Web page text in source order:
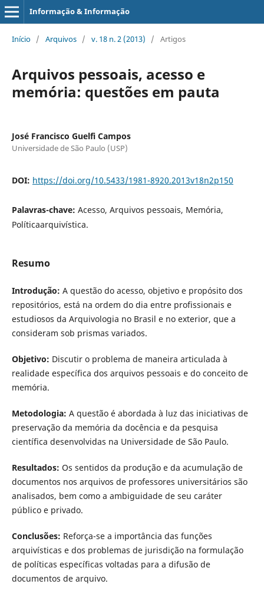
Informação & Informação
Início / Arquivos / v. 18 n. 2 (2013) / Artigos
Arquivos pessoais, acesso e
memória: questões em pauta
José Francisco Guelfi Campos
Universidade de São Paulo (USP)
DOI: https://doi.org/10.5433/1981-8920.2013v18n2p150
Palavras-chave: Acesso, Arquivos pessoais, Memória,
Políticaarquivística.
Resumo
Introdução: A questão do acesso, objetivo e propósito dos
repositórios, está na ordem do dia entre profissionais e
estudiosos da Arquivologia no Brasil e no exterior, que a
consideram sob prismas variados.
Objetivo: Discutir o problema de maneira articulada à
realidade específica dos arquivos pessoais e do conceito de
memória.
Metodologia: A questão é abordada à luz das iniciativas de
preservação da memória da docência e da pesquisa
científica desenvolvidas na Universidade de São Paulo.
Resultados: Os sentidos da produção e da acumulação de
documentos nos arquivos de professores universitários são
analisados, bem como a ambiguidade de seu caráter
público e privado.
Conclusões: Reforça-se a importância das funções
arquivísticas e dos problemas de jurisdição na formulação
de políticas específicas voltadas para a difusão de
documentos de arquivo.